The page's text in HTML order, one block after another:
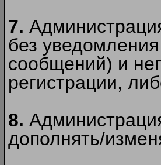
7.
без
сообщений) и
регистрации,
8.
дополнять/